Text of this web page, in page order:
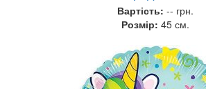
Вартість: -- грн.
Розмір: 45 см.